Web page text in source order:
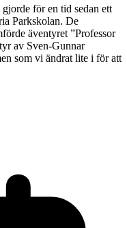
för en tid sedan ett
Parkskolan. De
äventyret ”Professor
av Sven-Gunnar
som vi ändrat lite i för att